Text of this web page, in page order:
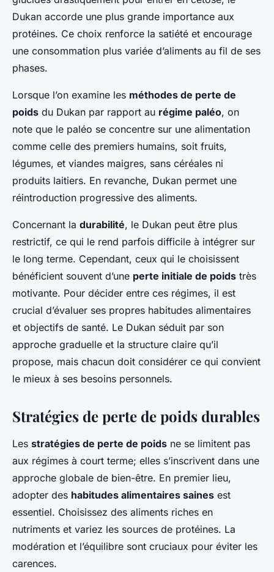
Dukan accorde une plus grande importance aux
protéines. Ce choix renforce la satiété et encourage
une consommation plus variée d’aliments au fil de ses
phases.
Lorsque l’on examine les méthodes de perte de
poids du Dukan par rapport au régime paléo, on
note que le paléo se concentre sur une alimentation
comme celle des premiers humains, soit fruits,
légumes, et viandes maigres, sans céréales ni
produits laitiers. En revanche, Dukan permet une
réintroduction progressive des aliments.
Concernant la durabilité, le Dukan peut être plus
restrictif, ce qui le rend parfois difficile à intégrer sur
le long terme. Cependant, ceux qui le choisissent
bénéficient souvent d’une perte initiale de poids très
motivante. Pour décider entre ces régimes, il est
crucial d’évaluer ses propres habitudes alimentaires
et objectifs de santé. Le Dukan séduit par son
approche graduelle et la structure claire qu’il
propose, mais chacun doit considérer ce qui convient
le mieux à ses besoins personnels.
Stratégies de perte de poids durables
Les stratégies de perte de poids ne se limitent pas
aux régimes à court terme; elles s’inscrivent dans une
approche globale de bien-être. En premier lieu,
adopter des habitudes alimentaires saines est
essentiel. Choisissez des aliments riches en
nutriments et variez les sources de protéines. La
modération et l’équilibre sont cruciaux pour éviter les
carences.